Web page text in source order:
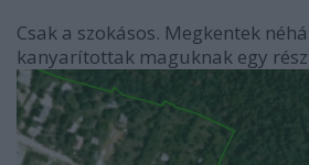
Csak a szokásos. Megkentek
kanyarítottak maguknak egy